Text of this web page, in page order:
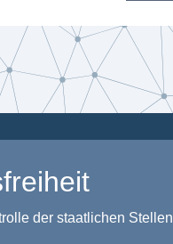
der staatlichen Stellen